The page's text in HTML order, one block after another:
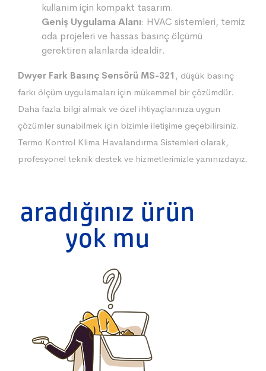
kullanım için kompakt tasarım.
Geniş Uygulama Alanı: HVAC sistemleri, temiz
oda projeleri ve hassas basınç ölçümü
gerektiren alanlarda idealdir.
Dwyer Fark Basınç Sensörü MS-321 , düşük basınç
farkı ölçüm uygulamaları için mükemmel bir çözümdür.
Daha fazla bilgi almak ve özel ihtiyaçlarınıza uygun
çözümler sunabilmek için bizimle iletişime geçebilirsiniz.
Termo Kontrol Klima Havalandırma Sistemleri olarak,
profesyonel teknik destek ve hizmetlerimizle yanınızdayız.